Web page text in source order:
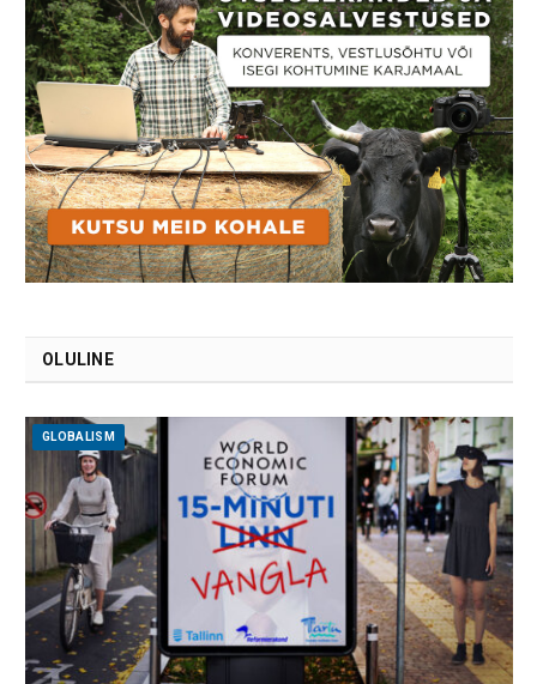
OLULINE
GLOBALISM